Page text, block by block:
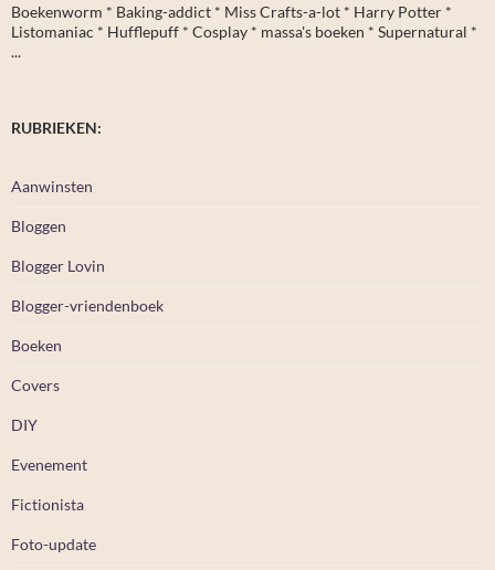
Boekenworm * Baking-addict * Miss Crafts-a-lot * Harry Potter *
Listomaniac * Hufflepuff * Cosplay * massa's boeken * Supernatural *
...
RUBRIEKEN:
Aanwinsten
Bloggen
Blogger Lovin
Blogger-vriendenboek
Boeken
Covers
DIY
Evenement
Fictionista
Foto-update